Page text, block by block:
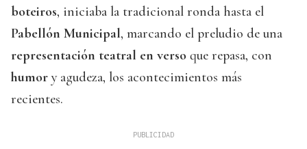
boteiros, iniciaba la tradicional ronda hasta el
Pabellón Municipal, marcando el preludio de una
representación teatral en verso que repasa, con
humor y agudeza, los acontecimientos más
recientes.